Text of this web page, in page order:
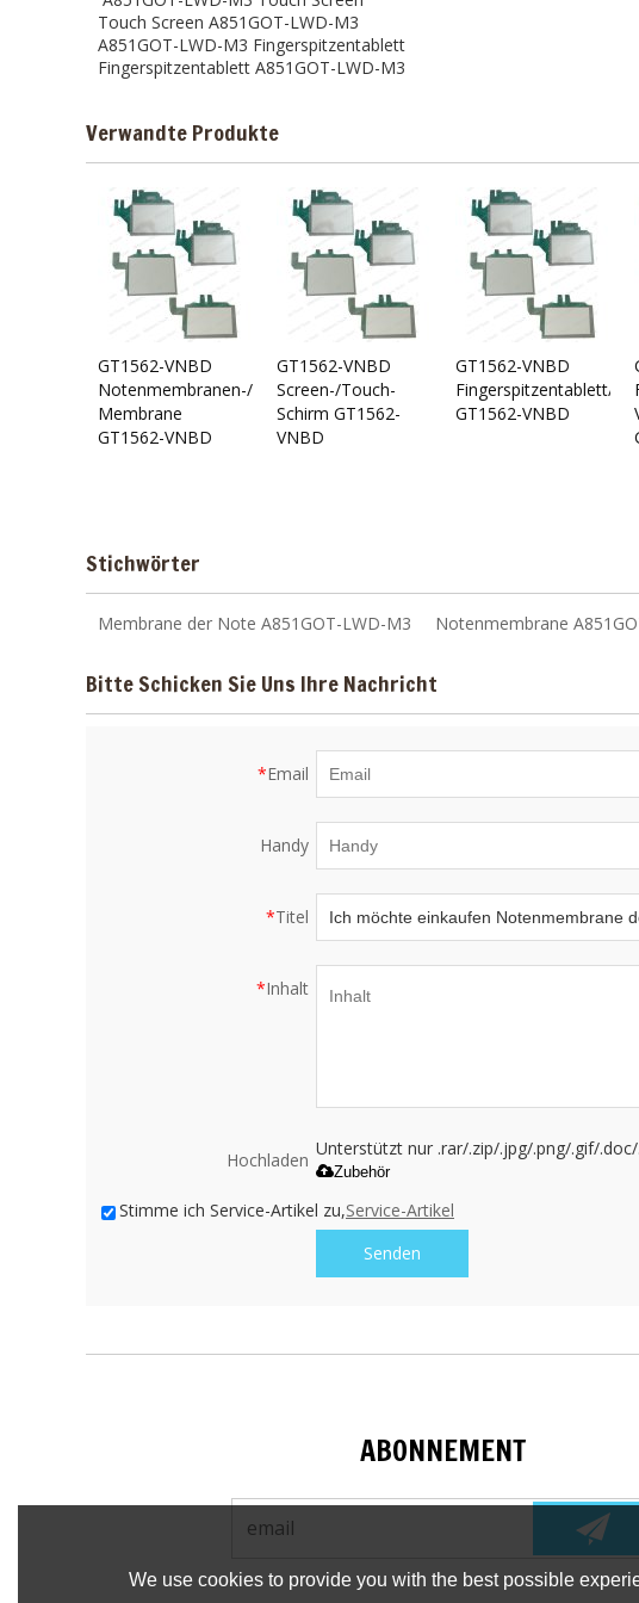
Touch Screen A851GOT-LWD-M3
A851GOT-LWD-M3 Fingerspitzentablett
Fingerspitzentablett A851GOT-LWD-M3
Verwandte Produkte
GT1562-VNBD
Notenmembranen-/Touch-
Membrane
GT1562-VNBD
GT1562-VNBD
Screen-/Touch-
Schirm GT1562-
VNBD
GT1562-VNBD
Fingerspitzentablett/
GT1562-VNBD
Stichwörter
Membrane der Note A851GOT-LWD-M3 Notenmembrane
Bitte Schicken Sie Uns Ihre Nachricht
*Email
Handy
*Titel
*Inhalt
Hochladen
Unterstützt nur .rar/.zip/.jpg/.png/.gif/
Zubehör
Stimme ich Service-Artikel zu,Service-Artikel
Senden
ABONNEMENT
We use cookies to provide you with the best possible